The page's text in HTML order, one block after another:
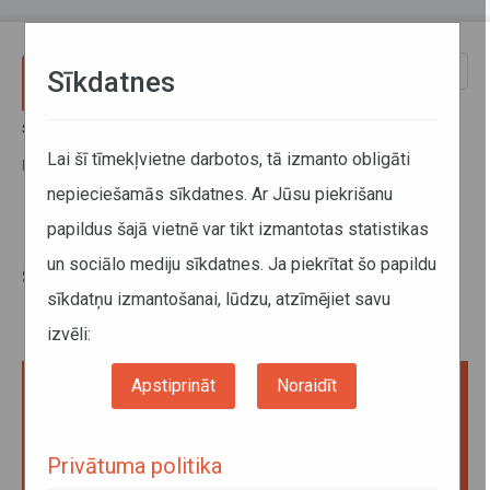
Sākums
bīstamās situācijās nonākušiem bērniem
Inga Akmentiņa-Smildziņa:
sabiedrībā jāveicina cilvēcīgas
rūpes par bīstamās situācijās
nonākušiem bērniem
Sīkdatnes
Lai šī tīmekļvietne darbotos, tā izmanto obligāti
nepieciešamās sīkdatnes. Ar Jūsu piekrišanu
papildus šajā vietnē var tikt izmantotas statistikas
un sociālo mediju sīkdatnes. Ja piekrītat šo papildu
sīkdatņu izmantošanai, lūdzu, atzīmējiet savu
izvēli:
Apstiprināt Noraidīt
Privātuma politika